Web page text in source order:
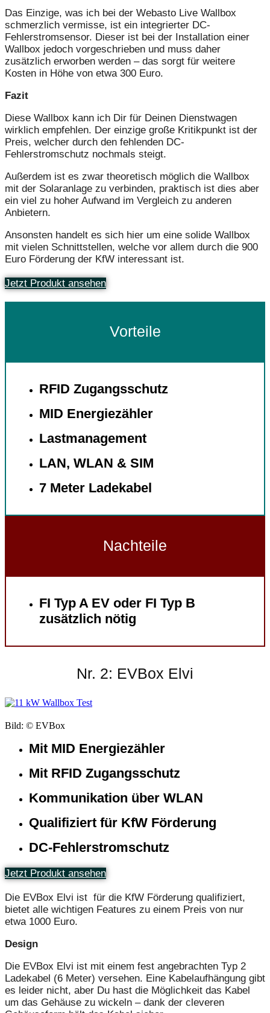
Das Einzige, was ich bei der Webasto Live Wallbox
schmerzlich vermisse, ist ein integrierter DC-
Fehlerstromsensor. Dieser ist bei der Installation einer
Wallbox jedoch vorgeschrieben und muss daher
zusätzlich erworben werden – das sorgt für weitere
Kosten in Höhe von etwa 300 Euro.
Fazit
Diese Wallbox kann ich Dir für Deinen Dienstwagen
wirklich empfehlen. Der einzige große Kritikpunkt ist der
Preis, welcher durch den fehlenden DC-
Fehlerstromschutz nochmals steigt.
Außerdem ist es zwar theoretisch möglich die Wallbox
mit der Solaranlage zu verbinden, praktisch ist dies aber
ein viel zu hoher Aufwand im Vergleich zu anderen
Anbietern.
Ansonsten handelt es sich hier um eine solide Wallbox
mit vielen Schnittstellen, welche vor allem durch die 900
Euro Förderung der KfW interessant ist.
Jetzt Produkt ansehen
Vorteile
RFID Zugangsschutz
MID Energiezähler
Lastmanagement
LAN, WLAN & SIM
7 Meter Ladekabel
Nachteile
FI Typ A EV oder FI Typ B
zusätzlich nötig
Nr. 2: EVBox Elvi
Bild: © EVBox
Mit MID Energiezähler
Mit RFID Zugangsschutz
Kommunikation über WLAN
Qualifiziert für KfW Förderung
DC-Fehlerstromschutz
Jetzt Produkt ansehen
Die EVBox Elvi ist für die KfW Förderung qualifiziert,
bietet alle wichtigen Features zu einem Preis von nur
etwa 1000 Euro.
Design
Die EVBox Elvi ist mit einem fest angebrachten Typ 2
Ladekabel (6 Meter) versehen. Eine Kabelaufhängung gibt
es leider nicht, aber Du hast die Möglichkeit das Kabel
um das Gehäuse zu wickeln – dank der cleveren